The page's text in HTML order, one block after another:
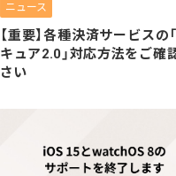
ニュース
【重要】各種決済サービスの
キュア2.0」対応方法をご確
さい